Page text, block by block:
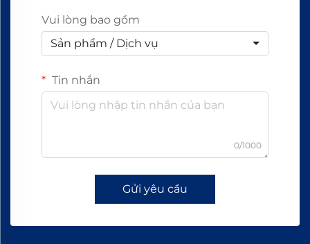
Vui lòng bao gồm
Sản phẩm / Dịch vụ
Tin nhắn
0/1000
Gửi yêu cầu